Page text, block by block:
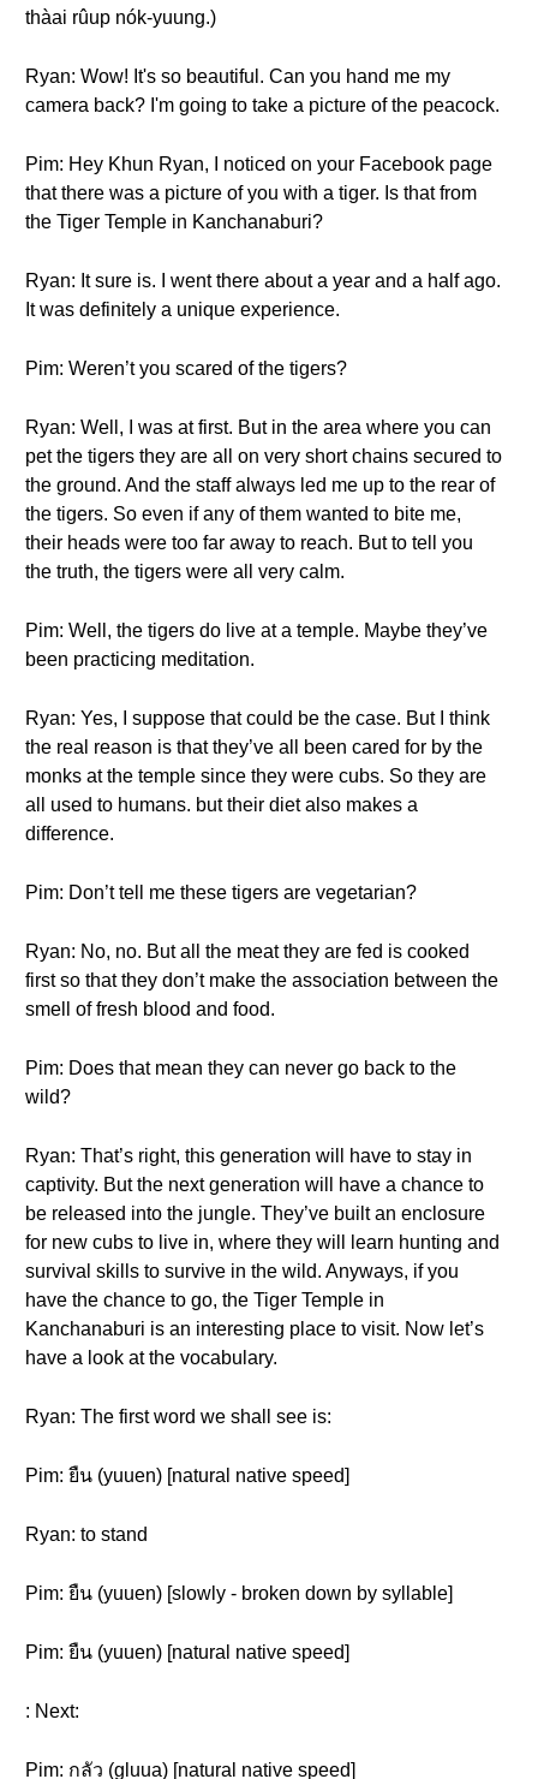
thàai rûup nók-yuung.)
Ryan: Wow! It's so beautiful. Can you hand me my
camera back? I'm going to take a picture of the peacock.
Pim: Hey Khun Ryan, I noticed on your Facebook page
that there was a picture of you with a tiger. Is that from
the Tiger Temple in Kanchanaburi?
Ryan: It sure is. I went there about a year and a half ago.
It was definitely a unique experience.
Pim: Weren’t you scared of the tigers?
Ryan: Well, I was at first. But in the area where you can
pet the tigers they are all on very short chains secured to
the ground. And the staff always led me up to the rear of
the tigers. So even if any of them wanted to bite me,
their heads were too far away to reach. But to tell you
the truth, the tigers were all very calm.
Pim: Well, the tigers do live at a temple. Maybe they’ve
been practicing meditation.
Ryan: Yes, I suppose that could be the case. But I think
the real reason is that they’ve all been cared for by the
monks at the temple since they were cubs. So they are
all used to humans. but their diet also makes a
difference.
Pim: Don’t tell me these tigers are vegetarian?
Ryan: No, no. But all the meat they are fed is cooked
first so that they don’t make the association between the
smell of fresh blood and food.
Pim: Does that mean they can never go back to the
wild?
Ryan: That’s right, this generation will have to stay in
captivity. But the next generation will have a chance to
be released into the jungle. They’ve built an enclosure
for new cubs to live in, where they will learn hunting and
survival skills to survive in the wild. Anyways, if you
have the chance to go, the Tiger Temple in
Kanchanaburi is an interesting place to visit. Now let’s
have a look at the vocabulary.
Ryan: The first word we shall see is:
Pim: ยืน (yuuen) [natural native speed]
Ryan: to stand
Pim: ยืน (yuuen) [slowly - broken down by syllable]
Pim: ยืน (yuuen) [natural native speed]
: Next:
Pim: กลัว (gluua) [natural native speed]